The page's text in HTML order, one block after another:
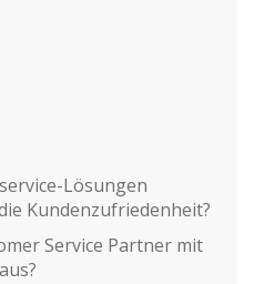
Lösungen
Kundenzufriedenheit?
Service Partner mit